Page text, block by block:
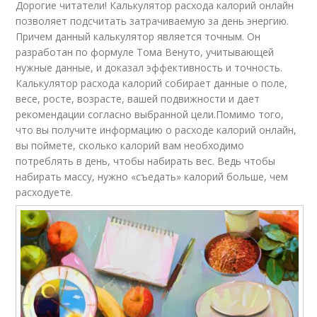
Дорогие читатели! Калькулятор расхода калорий онлайн
позволяет подсчитать затрачиваемую за день энергию.
Причем данный калькулятор является точным. Он
разработан по формуле Тома Венуто, учитывающей
нужные данные, и доказал эффективность и точность.
Калькулятор расхода калорий собирает данные о поле,
весе, росте, возрасте, вашей подвижности и дает
рекомендации согласно выбранной цели.Помимо того,
что вы получите информацию о расходе калорий онлайн,
вы поймете, сколько калорий вам необходимо
потреблять в день, чтобы набирать вес. Ведь чтобы
набирать массу, нужно «съедать» калорий больше, чем
расходуете.